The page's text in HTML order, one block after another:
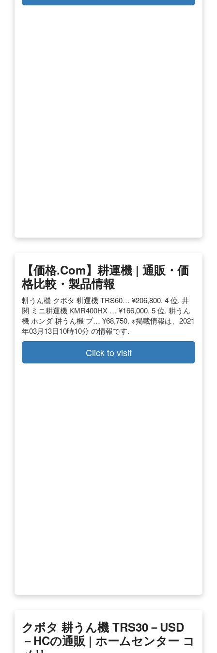
【価格.com】耕運機 | 通販・価
格比較・製品情報
耕うん機 クボタ 耕運機 TRS60… ¥206,800. 4 位. 井
関 ミニ耕運機 KMR400HX … ¥166,000. 5 位. 耕うん
機 ホンダ 耕うん機 プ… ¥68,750. ※掲載情報は、2021
年03月13日10時10分 の情報です.
Click to visit
クボタ 耕うん機 TRS30－USD
－HCの通販 | ホームセンター コ